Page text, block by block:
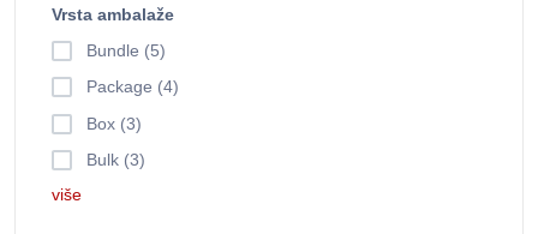
Vrsta ambalaže
Bundle (5)
Package (4)
Box (3)
Bulk (3)
više